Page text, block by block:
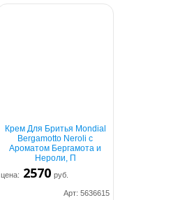
Крем Для Бритья Mondial
Bergamotto Neroli с
Ароматом Бергамота и
Нероли, П
цена: 2570 руб.
Арт: 5636615